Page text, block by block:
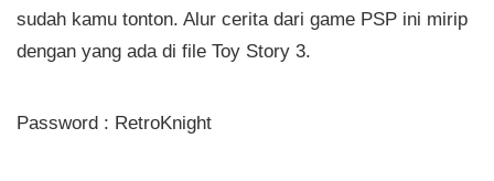
sudah kamu tonton. Alur cerita dari game PSP ini mirip
dengan yang ada di file Toy Story 3.
Password : RetroKnight